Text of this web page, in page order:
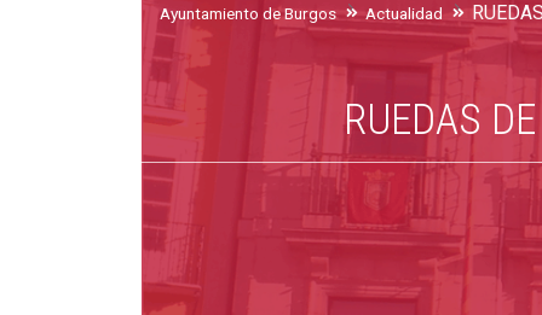
Ayuntamiento de Burgos Actualidad
RUEDAS